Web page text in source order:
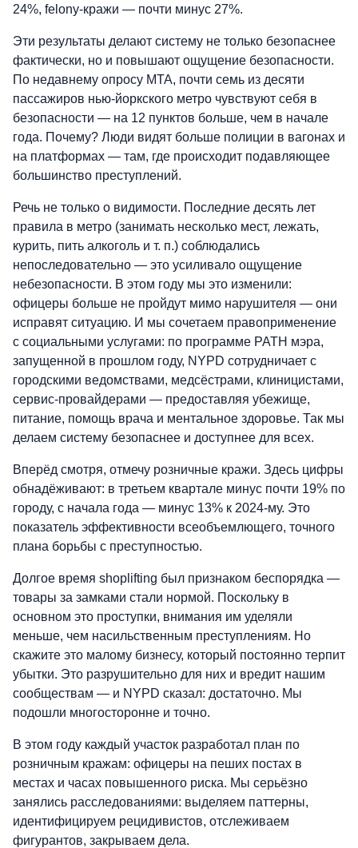
24%, felony-кражи — почти минус 27%.
Эти результаты делают систему не только безопаснее
фактически, но и повышают ощущение безопасности.
По недавнему опросу MTA, почти семь из десяти
пассажиров нью-йоркского метро чувствуют себя в
безопасности — на 12 пунктов больше, чем в начале
года. Почему? Люди видят больше полиции в вагонах и
на платформах — там, где происходит подавляющее
большинство преступлений.
Речь не только о видимости. Последние десять лет
правила в метро (занимать несколько мест, лежать,
курить, пить алкоголь и т. п.) соблюдались
непоследовательно — это усиливало ощущение
небезопасности. В этом году мы это изменили:
офицеры больше не пройдут мимо нарушителя — они
исправят ситуацию. И мы сочетаем правоприменение
с социальными услугами: по программе PATH мэра,
запущенной в прошлом году, NYPD сотрудничает с
городскими ведомствами, медсёстрами, клиницистами,
сервис-провайдерами — предоставляя убежище,
питание, помощь врача и ментальное здоровье. Так мы
делаем систему безопаснее и доступнее для всех.
Вперёд смотря, отмечу розничные кражи. Здесь цифры
обнадёживают: в третьем квартале минус почти 19% по
городу, с начала года — минус 13% к 2024-му. Это
показатель эффективности всеобъемлющего, точного
плана борьбы с преступностью.
Долгое время shoplifting был признаком беспорядка —
товары за замками стали нормой. Поскольку в
основном это проступки, внимания им уделяли
меньше, чем насильственным преступлениям. Но
скажите это малому бизнесу, который постоянно терпит
убытки. Это разрушительно для них и вредит нашим
сообществам — и NYPD сказал: достаточно. Мы
подошли многосторонне и точно.
В этом году каждый участок разработал план по
розничным кражам: офицеры на пеших постах в
местах и часах повышенного риска. Мы серьёзно
занялись расследованиями: выделяем паттерны,
идентифицируем рецидивистов, отслеживаем
фигурантов, закрываем дела.